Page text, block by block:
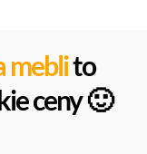
meblito
ceny 🙂